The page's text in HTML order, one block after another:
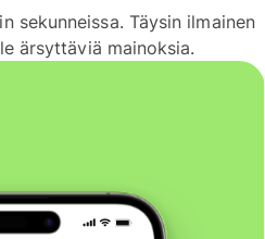
sekunneissa. Täysin ilmainen
ärsyttäviä mainoksia.